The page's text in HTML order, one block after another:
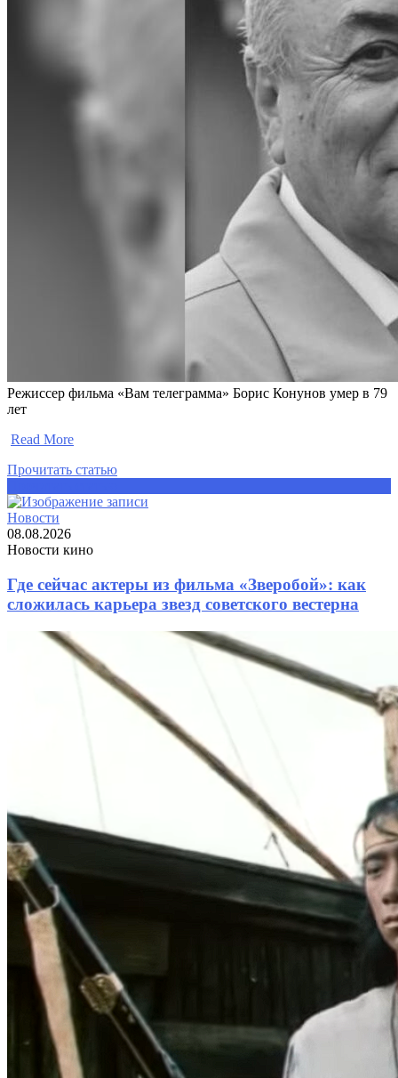
Режиссер фильма «Вам телеграмма» Борис Конунов умер в 79
лет
Read More
Прочитать статью
Новости
08.08.2026
Новости кино
Где сейчас актеры из фильма «Зверобой»: как
сложилась карьера звезд советского вестерна